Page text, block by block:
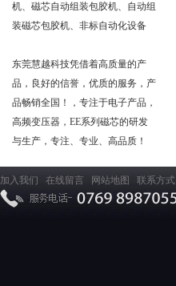
机、磁芯自动组装包胶机、自动组
装磁芯包胶机、非标自动化设备
东莞慧越科技凭借着高质量的产
品，良好的信誉，优质的服务，产
品畅销全国！，专注于电子产品，
高频变压器，EE系列磁芯的研发
与生产，专注、专业、高品质！
加入我们 在线留言 网站地图 联系方式